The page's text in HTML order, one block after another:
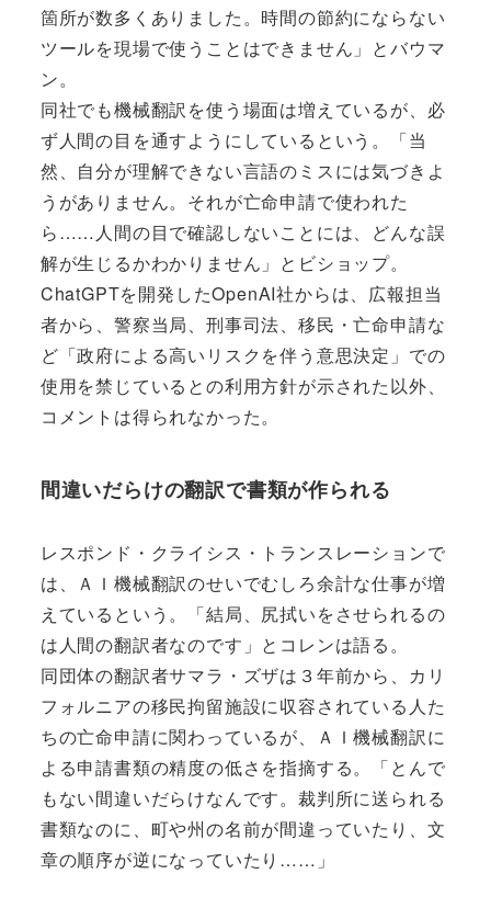
箇所が数多くありました。時間の節約にならない
ツールを現場で使うことはできません」とバウマ
ン。
同社でも機械翻訳を使う場面は増えているが、必
ず人間の目を通すようにしているという。「当
然、自分が理解できない言語のミスには気づきよ
うがありません。それが亡命申請で使われた
ら……人間の目で確認しないことには、どんな誤
解が生じるかわかりません」とビショップ。
ChatGPTを開発したOpenAI社からは、広報担当
者から、警察当局、刑事司法、移民・亡命申請な
ど「政府による高いリスクを伴う意思決定」での
使用を禁じているとの利用方針が示された以外、
コメントは得られなかった。
間違いだらけの翻訳で書類が作られる
レスポンド・クライシス・トランスレーションで
は、ＡＩ機械翻訳のせいでむしろ余計な仕事が増
えているという。「結局、尻拭いをさせられるの
は人間の翻訳者なのです」とコレンは語る。
同団体の翻訳者サマラ・ズザは３年前から、カリ
フォルニアの移民拘留施設に収容されている人た
ちの亡命申請に関わっているが、ＡＩ機械翻訳に
よる申請書類の精度の低さを指摘する。「とんで
もない間違いだらけなんです。裁判所に送られる
書類なのに、町や州の名前が間違っていたり、文
章の順序が逆になっていたり……」